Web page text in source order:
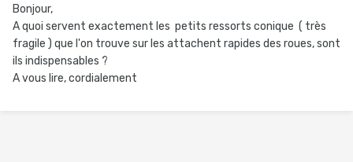
Bonjour,
A quoi servent exactement les petits ressorts conique ( très
fragile ) que l'on trouve sur les attachent rapides des roues, sont
ils indispensables ?
A vous lire, cordialement